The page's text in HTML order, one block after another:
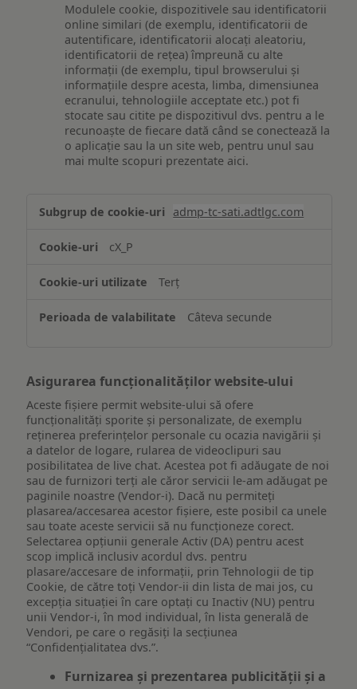
Modulele cookie, dispozitivele sau identificatorii
online similari (de exemplu, identificatorii de
autentificare, identificatorii alocați aleatoriu,
identificatorii de rețea) împreună cu alte
informații (de exemplu, tipul browserului și
informațiile despre acesta, limba, dimensiunea
ecranului, tehnologiile acceptate etc.) pot fi
stocate sau citite pe dispozitivul dvs. pentru a le
recunoaște de fiecare dată când se conectează la
o aplicație sau la un site web, pentru unul sau
mai multe scopuri prezentate aici.
și/sau
informațiilor
pe
dispozitiv
admp-tc-sati.adtlgc.com
cX_P
Terț
Câteva secunde
Asigurarea funcționalităților website-ului
Aceste fișiere permit website-ului să ofere
funcționalități sporite și personalizate, de exemplu
reţinerea preferinţelor personale cu ocazia navigării și
a datelor de logare, rularea de videoclipuri sau
posibilitatea de live chat. Acestea pot fi adăugate de noi
sau de furnizori terți ale căror servicii le-am adăugat pe
paginile noastre (Vendor-i). Dacă nu permiteți
plasarea/accesarea acestor fișiere, este posibil ca unele
sau toate aceste servicii să nu funcționeze corect.
Selectarea opțiunii generale Activ (DA) pentru acest
scop implică inclusiv acordul dvs. pentru
plasare/accesare de informații, prin Tehnologii de tip
Cookie, de către toți Vendor-ii din lista de mai jos, cu
excepția situației în care optați cu Inactiv (NU) pentru
unii Vendor-i, în mod individual, în lista generală de
Vendori, pe care o regăsiți la secțiunea
“Confidențialitatea dvs.”.
Furnizarea și prezentarea publicității și a